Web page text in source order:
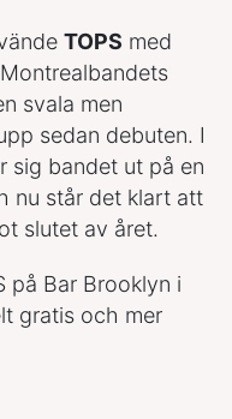
TOPS med
svala men
sedan debuten. I
sig bandet ut på en
nu står det klart att
slutet av året.
på Bar Brooklyn i
gratis och mer